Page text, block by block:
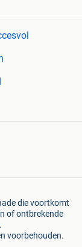
die voortkomt
of ontbrekende
voorbehouden.